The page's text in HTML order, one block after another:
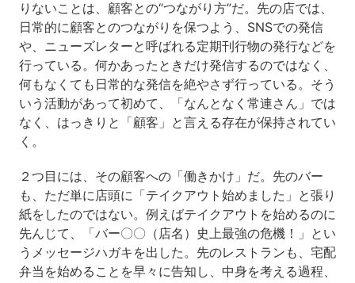
りないことは、顧客との“つながり方”だ。先の店では、
日常的に顧客とのつながりを保つよう、SNSでの発信
や、ニューズレターと呼ばれる定期刊行物の発行などを
行っている。何かあったときだけ発信するのではなく、
何もなくても日常的な発信を絶やさず行っている。そう
いう活動があって初めて、「なんとなく常連さん」では
なく、はっきりと「顧客」と言える存在が保持されてい
く。
２つ目には、その顧客への「働きかけ」だ。先のバー
も、ただ単に店頭に「テイクアウト始めました」と張り
紙をしたのではない。例えばテイクアウトを始めるのに
先んじて、「バー〇〇（店名）史上最強の危機！」とい
うメッセージハガキを出した。先のレストランも、宅配
弁当を始めることを早々に告知し、中身を考える過程、